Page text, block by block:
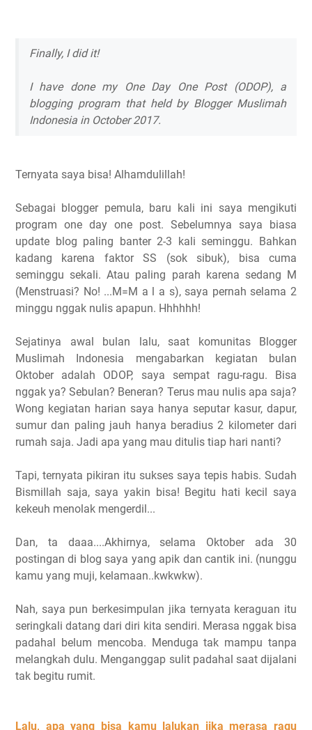
Finally, I did it!
I have done my One Day One Post (ODOP), a
blogging program that held by Blogger Muslimah
Indonesia in October 2017.
Ternyata saya bisa! Alhamdulillah!
Sebagai blogger pemula, baru kali ini saya mengikuti
program one day one post. Sebelumnya saya biasa
update blog paling banter 2-3 kali seminggu. Bahkan
kadang karena faktor SS (sok sibuk), bisa cuma
seminggu sekali. Atau paling parah karena sedang M
(Menstruasi? No! ...M=M a l a s), saya pernah selama 2
minggu nggak nulis apapun. Hhhhhh!
Sejatinya awal bulan lalu, saat komunitas Blogger
Muslimah Indonesia mengabarkan kegiatan bulan
Oktober adalah ODOP, saya sempat ragu-ragu. Bisa
nggak ya? Sebulan? Beneran? Terus mau nulis apa saja?
Wong kegiatan harian saya hanya seputar kasur, dapur,
sumur dan paling jauh hanya beradius 2 kilometer dari
rumah saja. Jadi apa yang mau ditulis tiap hari nanti?
Tapi, ternyata pikiran itu sukses saya tepis habis. Sudah
Bismillah saja, saya yakin bisa! Begitu hati kecil saya
kekeuh menolak mengerdil...
Dan, ta daaa....Akhirnya, selama Oktober ada 30
postingan di blog saya yang apik dan cantik ini. (nunggu
kamu yang muji, kelamaan..kwkwkw).
Nah, saya pun berkesimpulan jika ternyata keraguan itu
seringkali datang dari diri kita sendiri. Merasa nggak bisa
padahal belum mencoba. Menduga tak mampu tanpa
melangkah dulu. Menganggap sulit padahal saat dijalani
tak begitu rumit.
Lalu, apa yang bisa kamu lalukan jika merasa ragu